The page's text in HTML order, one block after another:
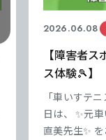
2026.06.08
【障害者
ス体験🎾】
「車いすテ
日は、 ✨元
直美先生✨